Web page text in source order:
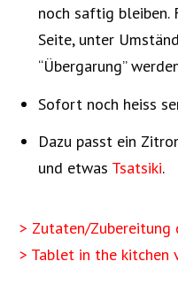
noch saftig bleiben.
Seite, unter
“Übergarung”
Sofort noch heiss
Dazu passt ein
und etwas Tsatsiki.
> Zutaten/Zubereitung
> Tablet in the kitchen